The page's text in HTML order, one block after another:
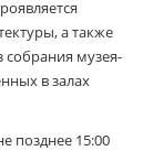
а также
собрания музея-
в залах
позднее 15:00